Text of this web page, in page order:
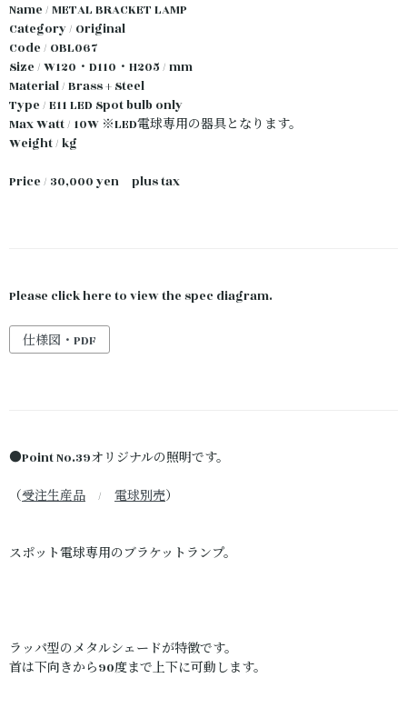
Name / METAL BRACKET LAMP
Category / Original
Code / OBL067
Size / W120・D110・H205 / mm
Material / Brass + Steel
Type / E11 LED Spot bulb only
Max Watt / 10W ※LED電球専用の器具となります。
Weight / kg
Price / 30,000 yen plus tax
Please click here to view the spec diagram.
仕様図・PDF
●Point No.39オリジナルの照明です。
（受注生産品 / 電球別売）
スポット電球専用のブラケットランプ。
ラッパ型のメタルシェードが特徴です。
首は下向きから90度まで上下に可動します。